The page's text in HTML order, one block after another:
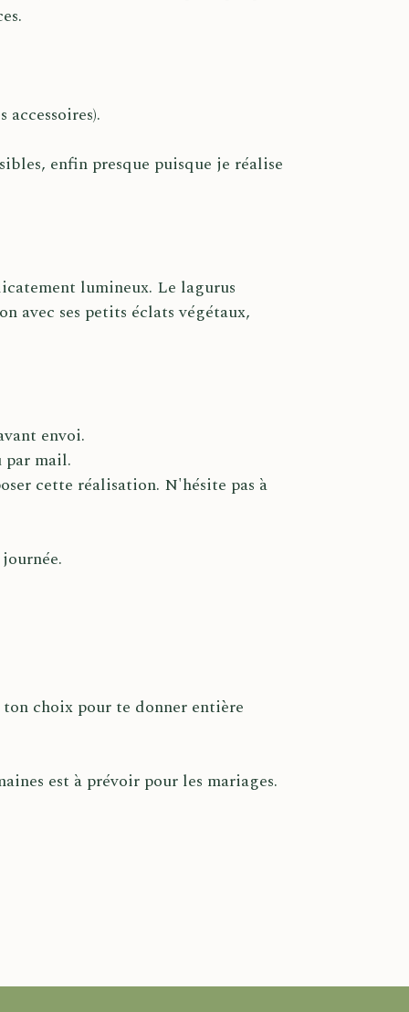
enfin presque puisque je réalise
lumineux. Le lagurus
avec ses petits éclats végétaux,
envoi.
par mail.
cette réalisation. N'hésite pas à
choix pour te donner entière
est à prévoir pour les mariages.